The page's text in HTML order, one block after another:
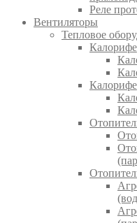
Реле
Вентиляторы
Тепловое